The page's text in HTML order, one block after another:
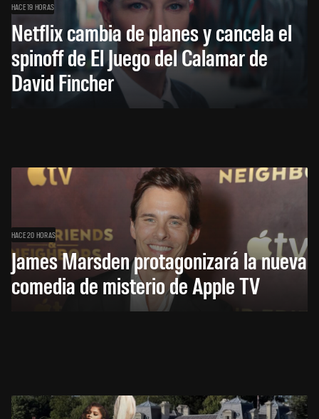
HACE 19 HORAS
Netflix cambia de planes y cancela el
spinoff de El Juego del Calamar de
David Fincher
HACE 20 HORAS
James Marsden protagonizará la nueva
comedia de misterio de Apple TV